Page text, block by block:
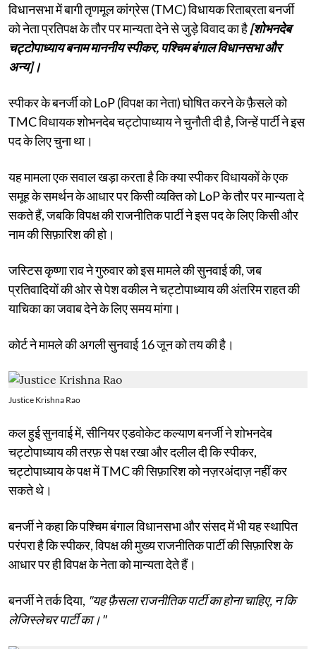
विधानसभा में बागी तृणमूल कांग्रेस (TMC) विधायक रिताब्रता बनर्जी
को नेता प्रतिपक्ष के तौर पर मान्यता देने से जुड़े विवाद का है[शोभनदेब
चट्टोपाध्याय बनाम माननीय स्पीकर, पश्चिम बंगाल विधानसभा और
अन्य]।
स्पीकर के बनर्जी को LoP (विपक्ष का नेता) घोषित करने के फ़ैसले को
TMC विधायक शोभनदेब चट्टोपाध्याय ने चुनौती दी है, जिन्हें पार्टी ने इस
पद के लिए चुना था।
यह मामला एक सवाल खड़ा करता है कि क्या स्पीकर विधायकों के एक
समूह के समर्थन के आधार पर किसी व्यक्ति को LoP के तौर पर मान्यता दे
सकते हैं, जबकि विपक्ष की राजनीतिक पार्टी ने इस पद के लिए किसी और
नाम की सिफ़ारिश की हो।
जस्टिस कृष्णा राव ने गुरुवार को इस मामले की सुनवाई की, जब
प्रतिवादियों की ओर से पेश वकील ने चट्टोपाध्याय की अंतरिम राहत की
याचिका का जवाब देने के लिए समय मांगा।
कोर्ट ने मामले की अगली सुनवाई 16 जून को तय की है।
Justice Krishna Rao
कल हुई सुनवाई में, सीनियर एडवोकेट कल्याण बनर्जी ने शोभनदेब
चट्टोपाध्याय की तरफ़ से पक्ष रखा और दलील दी कि स्पीकर,
चट्टोपाध्याय के पक्ष में TMC की सिफ़ारिश को नज़रअंदाज़ नहीं कर
सकते थे।
बनर्जी ने कहा कि पश्चिम बंगाल विधानसभा और संसद में भी यह स्थापित
परंपरा है कि स्पीकर, विपक्ष की मुख्य राजनीतिक पार्टी की सिफ़ारिश के
आधार पर ही विपक्ष के नेता को मान्यता देते हैं।
बनर्जी ने तर्क दिया, "यह फ़ैसला राजनीतिक पार्टी का होना चाहिए, न कि
लेजिस्लेचर पार्टी का।"